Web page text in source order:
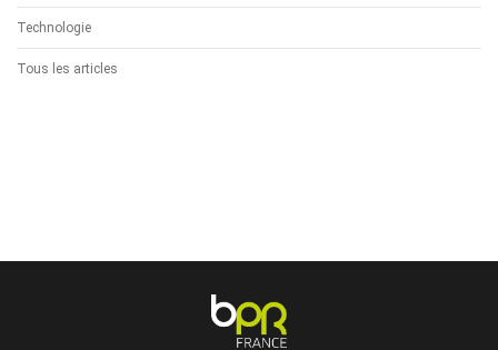
Technologie
Tous les articles